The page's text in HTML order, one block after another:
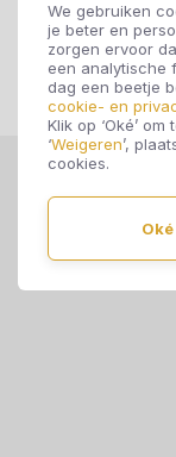
We gebruiken
je beter en
zorgen ervoor
een analytische
dag een beetje
cookie- en
Klik op ‘Oké’
‘Weigeren’,
cookies.
Oké